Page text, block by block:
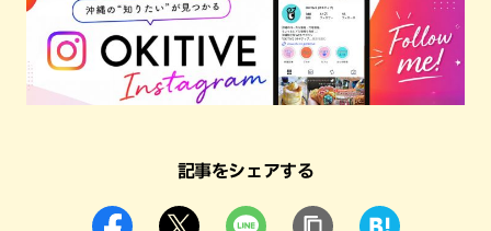
記事をシェアする